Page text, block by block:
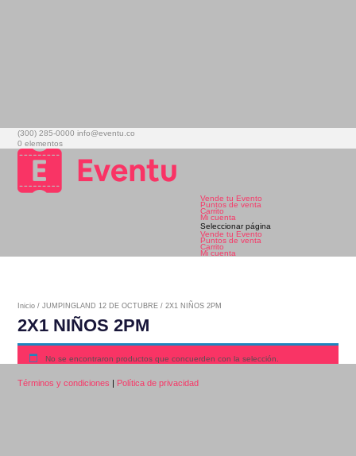
(300) 285-0000 info@eventu.co
0 elementos
Vende tu Evento
Puntos de venta
Carrito
Mi cuenta
Seleccionar página
Vende tu Evento
Puntos de venta
Carrito
Mi cuenta
Inicio /JUMPINGLAND 12 DE OCTUBRE / 2X1 NIÑOS 2PM
2X1 NIÑOS 2PM
No se encontraron productos que concuerden con la selección.
Términos y condiciones | Política de privacidad